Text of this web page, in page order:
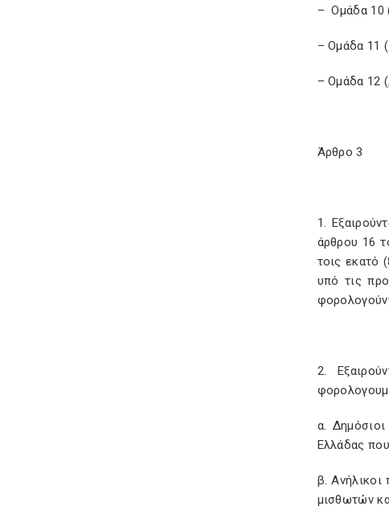
– Ομάδα 10
– Ομάδα 11
– Ομάδα 12
Άρθρο 3
1.
άρθρου 16
τοις εκατό
υπό τις
2.
α.
Ελλάδας
β.
μισθωτών